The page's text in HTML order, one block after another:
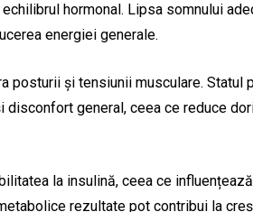
hormonal. Lipsa somnului
energiei generale.
posturii și tensiunii musculare. Statul
general, ceea ce reduce
la insulină, ceea ce
rezultate pot contribui la